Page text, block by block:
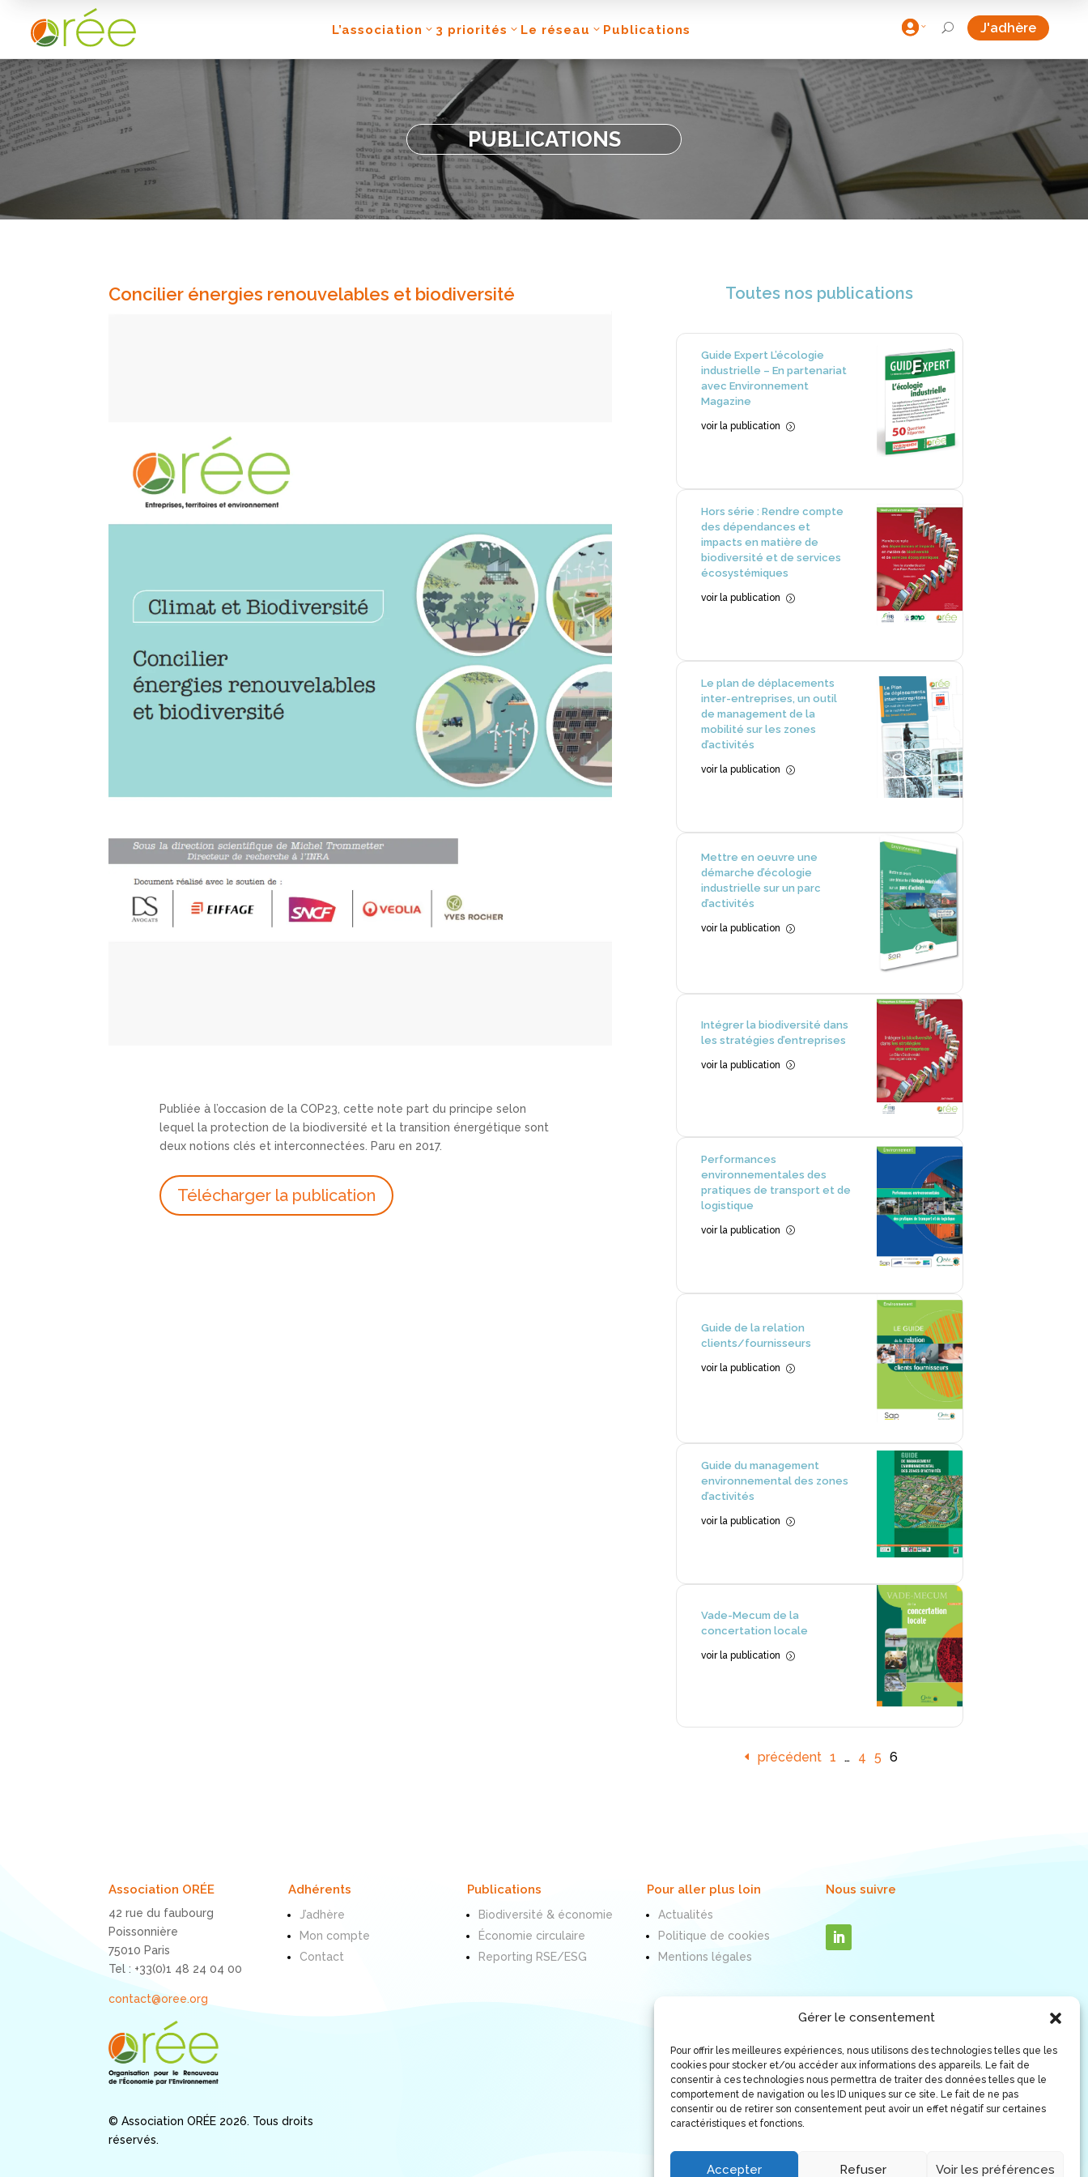
Gérer le consentement
Pour offrir les meilleures expériences, nous utilisons des technologies telles que les
cookies pour stocker et/ou accéder aux informations des appareils. Le fait de
consentir à ces technologies nous permettra de traiter des données telles que le
comportement de navigation ou les ID uniques sur ce site. Le fait de ne pas
consentir ou de retirer son consentement peut avoir un effet négatif sur certaines
caractéristiques et fonctions.
Accepter Refuser Voir les préférences
L’association 3 priorités Le réseau Publications  U J'adhère
PUBLICATIONS
Concilier énergies renouvelables et biodiversité
Publiée à l’occasion de la COP23, cette note part du principe selon
lequel la protection de la biodiversité et la transition énergétique sont
deux notions clés et interconnectées. Paru en 2017.
Télécharger la publication
Toutes nos publications
Guide Expert L’écologie
industrielle – En partenariat
avec Environnement
Magazine
voir la publication =
Hors série : Rendre compte
des dépendances et
impacts en matière de
biodiversité et de services
écosystémiques
voir la publication =
Le plan de déplacements
inter-entreprises, un outil
de management de la
mobilité sur les zones
d’activités
voir la publication =
Mettre en oeuvre une
démarche d’écologie
industrielle sur un parc
d’activités
voir la publication =
Intégrer la biodiversité dans
les stratégies d’entreprises
voir la publication =
Performances
environnementales des
pratiques de transport et de
logistique
voir la publication =
Guide de la relation
clients/fournisseurs
voir la publication =
Guide du management
environnemental des zones
d’activités
voir la publication =
Vade-Mecum de la
concertation locale
voir la publication =
précédent 1 … 4 5 6
Association ORÉE
42 rue du faubourg
Poissonnière
75010 Paris
Tel : +33(0)1 48 24 04 00
contact@oree.org
Adhérents
J’adhère
Mon compte
Contact
Publications
Biodiversité & économie
Économie circulaire
Reporting RSE/ESG
Pour aller plus loin
Actualités
Politique de cookies
Mentions légales
Nous suivre
© Association ORÉE 2026. Tous droits
réservés.